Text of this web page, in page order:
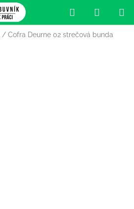
Hľadať
KOŠÍK
/ Cofra Deurne 02 strečová bunda